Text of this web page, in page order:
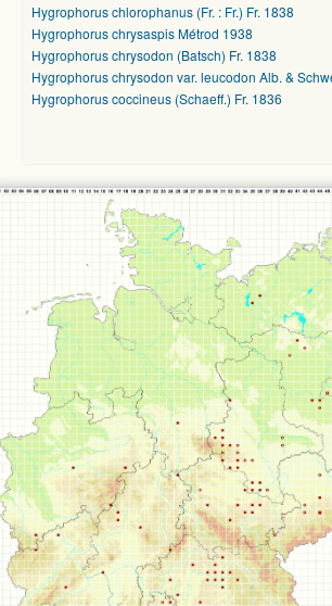
Hygrophorus chlorophanus (Fr. : Fr.) Fr. 1838
Hygrophorus chrysaspis Métrod 1938
Hygrophorus chrysodon (Batsch) Fr. 1838
Hygrophorus chrysodon var. leucodon Alb. &
Hygrophorus coccineus (Schaeff.) Fr. 1836